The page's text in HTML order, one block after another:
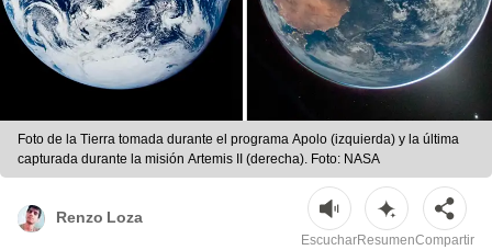
Foto de la Tierra tomada durante el programa Apolo (izquierda) y la última
capturada durante la misión Artemis II (derecha). Foto: NASA
Renzo Loza
EscucharResumenCompartir